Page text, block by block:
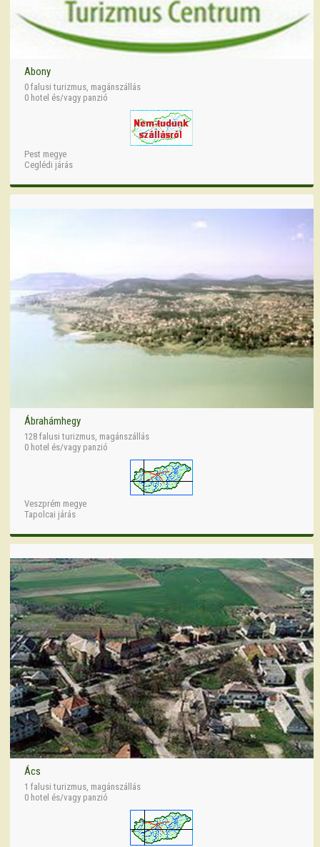
Abony
0 falusi turizmus, magánszállás
0 hotel és/vagy panzió
Pest megye
Ceglédi járás
Ábrahámhegy
128 falusi turizmus, magánszállás
0 hotel és/vagy panzió
Veszprém megye
Tapolcai járás
Ács
1 falusi turizmus, magánszállás
0 hotel és/vagy panzió